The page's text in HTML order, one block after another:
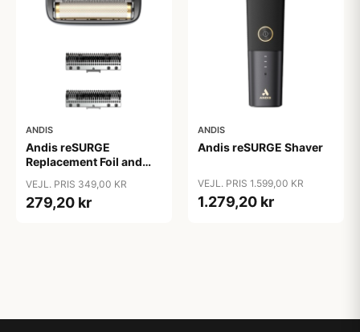
ANDIS
Andis reSURGE
Replacement Foil and
VEJL. PRIS 349,00 KR
279,20 kr
ANDIS
Andis reSURGE Shaver
VEJL. PRIS 1.599,00 KR
1.279,20 kr